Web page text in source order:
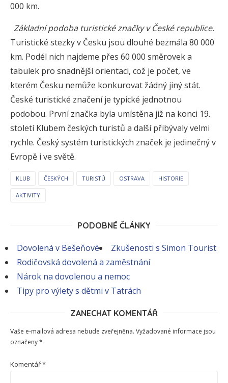
000 km.
Základní podoba turistické značky v České republice.
Turistické stezky v Česku jsou dlouhé bezmála 80 000
km. Podél nich najdeme přes 60 000 směrovek a
tabulek pro snadnější orientaci, což je počet, ve
kterém Česku nemůže konkurovat žádný jiný stát.
České turistické značení je typické jednotnou
podobou. První značka byla umístěna již na konci 19.
století Klubem českých turistů a další přibývaly velmi
rychle. Český systém turistických značek je jedinečný v
Evropě i ve světě.
KLUB ČESKÝCH TURISTŮ OSTRAVA HISTORIE
AKTIVITY
PODOBNÉ ČLÁNKY
Dovolená v Bešeňové
Zkušenosti s Simon Tourist
Rodičovská dovolená a zaměstnání
Nárok na dovolenou a nemoc
Tipy pro výlety s dětmi v Tatrách
ZANECHAT KOMENTÁŘ
Vaše e-mailová adresa nebude zveřejněna. Vyžadované informace jsou
označeny*
Komentář*